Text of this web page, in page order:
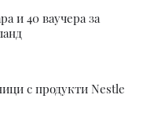
и 40 ваучера за
с продукти Nestle